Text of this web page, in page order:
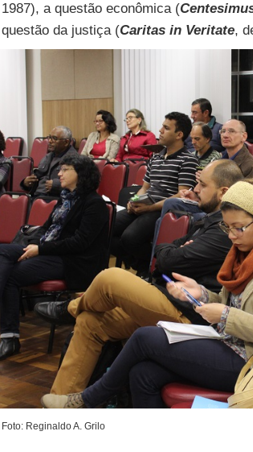
1987), a questão econômica (
questão da justiça (Caritas in Veritate,
Foto: Reginaldo A. Grilo